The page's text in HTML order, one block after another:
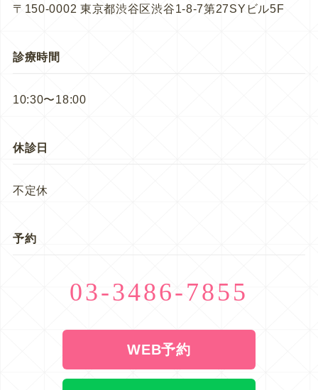
〒150-0002 東京都渋谷区渋谷1-8-7第27SYビル5F
診療時間
10:30〜18:00
休診日
不定休
予約
03-3486-7855
WEB予約